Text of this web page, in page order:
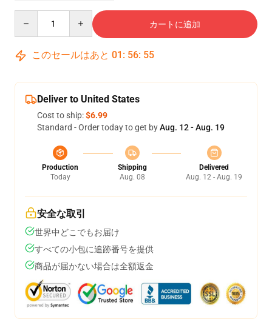
カートに追加
このセールはあと 01 : 56: 54
Deliver to United States
Cost to ship:$6.99
Standard - Order today to get byAug. 12 - Aug. 19
Production
Today
Shipping
Aug. 08
Delivered
Aug. 12 - Aug. 19
安全な取引
世界中どこでもお届け
すべての小包に追跡番号を提供
商品が届かない場合は全額返金